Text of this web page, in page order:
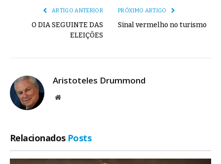
ARTIGO ANTERIOR
O DIA SEGUINTE DAS
ELEIÇÕES
PRÓXIMO ARTIGO
Sinal vermelho no turismo
Aristoteles Drummond
Site
Relacionados Posts